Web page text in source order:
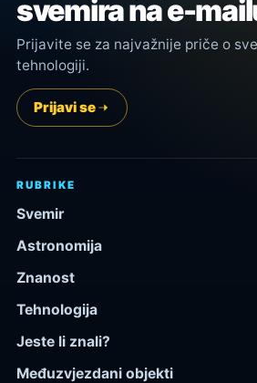
svemira na e-
Prijavite se za najvažnije priče o
tehnologiji.
Prijavi se
RUBRIKE
Svemir
Astronomija
Znanost
Tehnologija
Jeste li znali?
Međuzvjezdani objekti